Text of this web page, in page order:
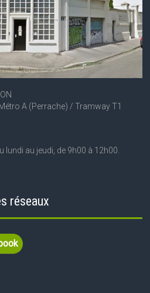
A (Perrache) / Tramway T1
lundi au jeudi, de 9h00 à 12h00.
réseaux